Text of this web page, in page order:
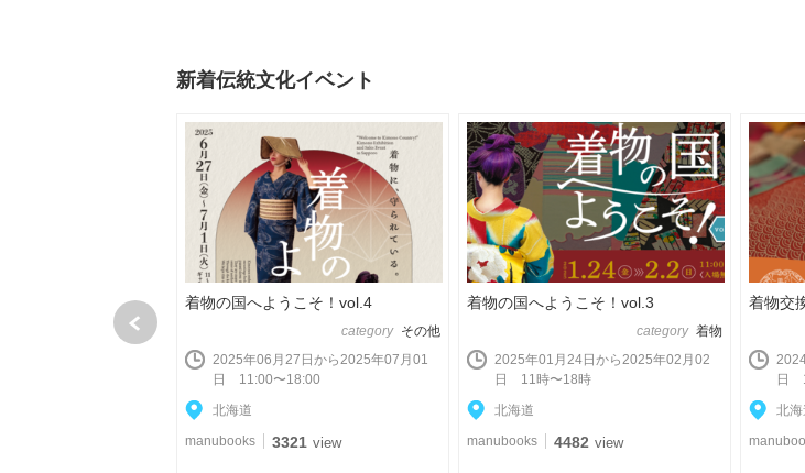
新着伝統文化イベント
category
着物
着物の国へようこそ！vol.4
category その他
2025年06月27日から2025年07月01
日 11:00〜18:00
北海道
manubooks
3321 view
着物の国へようこそ！vol.3
category 着物
2025年01月24日から2025年02月02
日 11時〜18時
北海道
manubooks
4482 view
着物交
日
北海